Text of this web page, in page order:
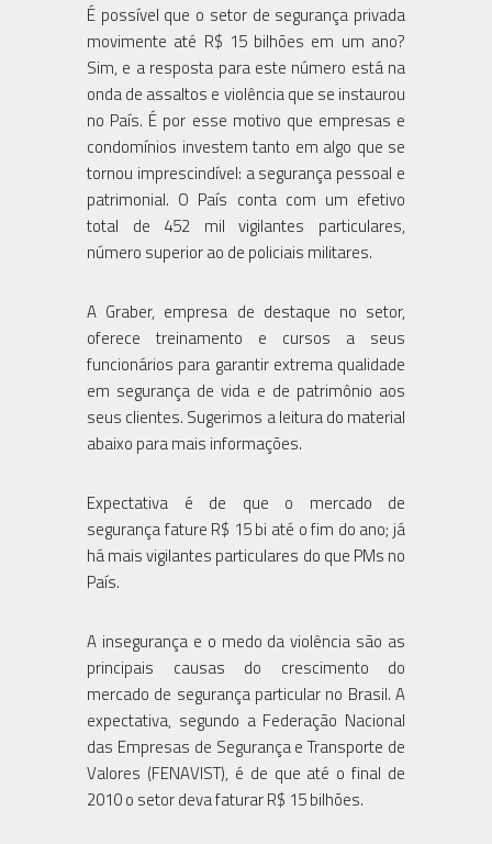
É possível que o setor de segurança privada
movimente até R$ 15 bilhões em um ano?
Sim, e a resposta para este número está na
onda de assaltos e violência que se instaurou
no País. É por esse motivo que empresas e
condomínios investem tanto em algo que se
tornou imprescindível: a segurança pessoal e
patrimonial. O País conta com um efetivo
total de 452 mil vigilantes particulares,
número superior ao de policiais militares.
A Graber, empresa de destaque no setor,
oferece treinamento e cursos a seus
funcionários para garantir extrema qualidade
em segurança de vida e de patrimônio aos
seus clientes. Sugerimos a leitura do material
abaixo para mais informações.
Expectativa é de que o mercado de
segurança fature R$ 15 bi até o fim do ano; já
há mais vigilantes particulares do que PMs no
País.
A insegurança e o medo da violência são as
principais causas do crescimento do
mercado de segurança particular no Brasil. A
expectativa, segundo a Federação Nacional
das Empresas de Segurança e Transporte de
Valores (FENAVIST), é de que até o final de
2010 o setor deva faturar R$ 15 bilhões.